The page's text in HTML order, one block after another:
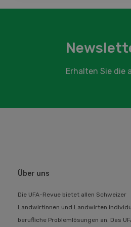
Erhalten Sie die
Über uns
Die UFA-Revue bietet allen Schweizer
Landwirtinnen und Landwirten
berufliche Problemlösungen an. Das